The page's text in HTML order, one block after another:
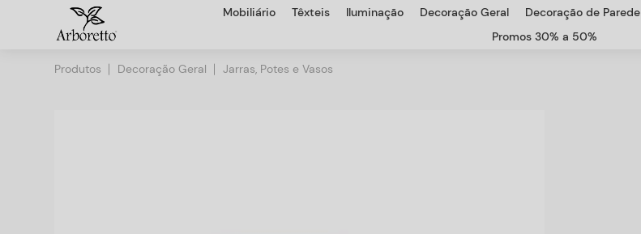
Mobiliário Têxteis Iluminação Decoração Geral Decoração de Parede
Promos 30% a 50%
Produtos Decoração Geral Jarras, Potes e Vasos